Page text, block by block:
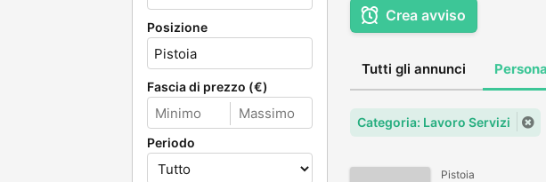
Posizione
Fascia di prezzo (€)
Periodo
Crea avviso
Tutti gli annunci
Categoria: Lavoro Servizi
Pistoia